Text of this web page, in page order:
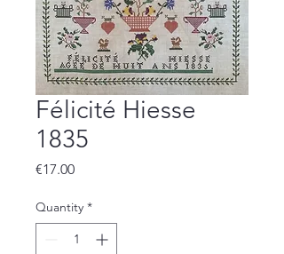
Félicité Hiesse
1835
€17.00Price
Quantity *